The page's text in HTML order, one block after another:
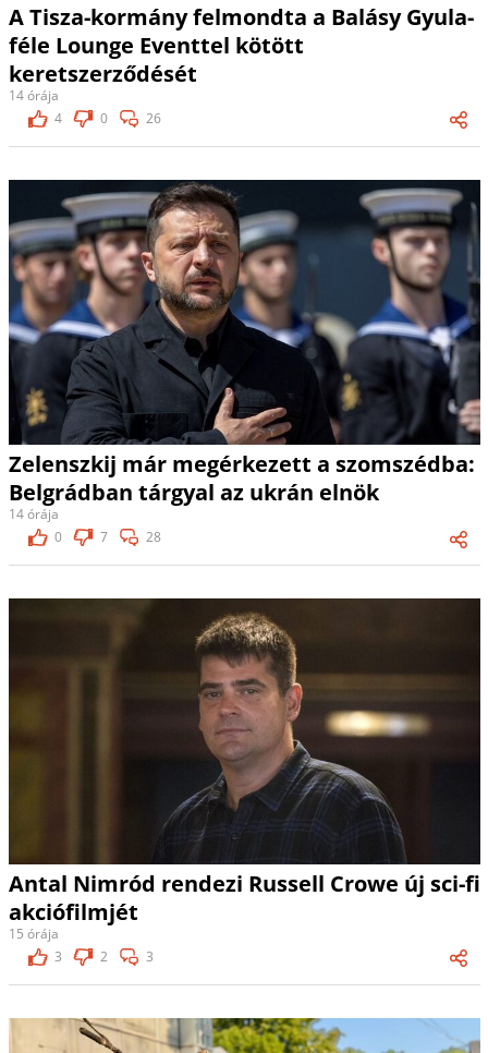
A Tisza-kormány felmondta a Balásy Gyula-
féle Lounge Eventtel kötött
keretszerződését
14 órája
4
0 26
Zelenszkij már megérkezett a szomszédba:
Belgrádban tárgyal az ukrán elnök
14 órája
0
7 28
Antal Nimród rendezi Russell Crowe új sci-fi
akciófilmjét
15 órája
3
2 3